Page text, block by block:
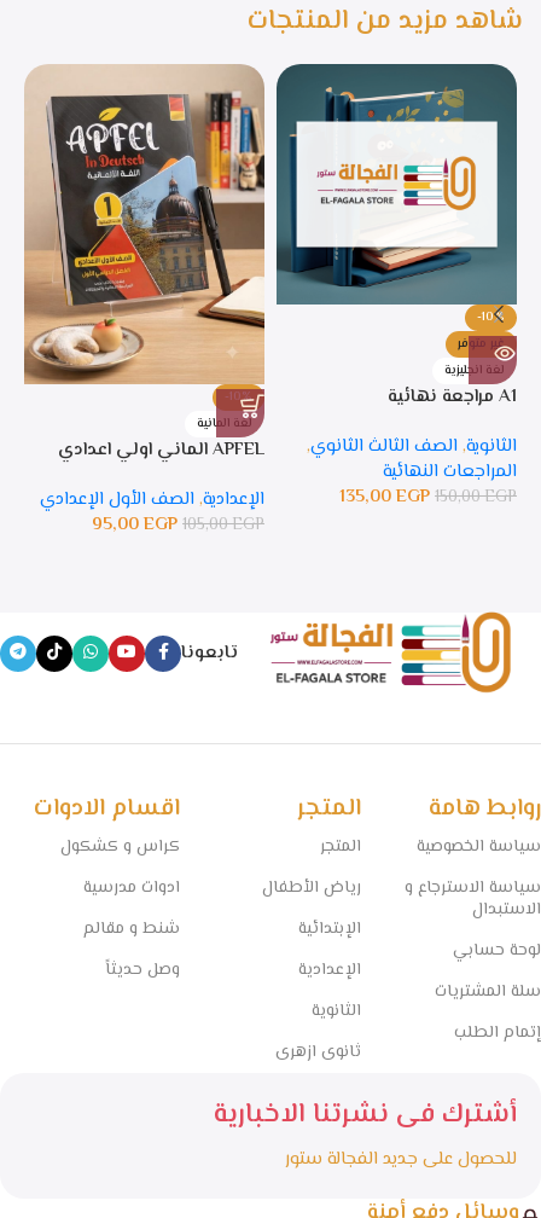
شاهد مزيد من المنتجات
-10%
غير متوفر
لغة انجليزية
A1 مراجعة نهائية
الثانوية, الصف الثالث الثانوي,
المراجعات النهائية
150,00EGP
135,00EGP
-10%
لغة المانية
APFEL الماني اولي اعدادي
الإعدادية, الصف الأول الإعدادي
105,00EGP
95,00EGP
تابعونا
روابط هامة
سياسة الخصوصية
سياسة الاسترجاع و
الاستبدال
لوحة حسابي
سلة المشتريات
إتمام الطلب
المتجر
المتجر
رياض الأطفال
الإبتدائية
الإعدادية
الثانوية
ثانوى ازهرى
اقسام الادوات
كراس و كشكول
ادوات مدرسية
شنط و مقالم
وصل حديثاً
أشترك فى نشرتنا الاخبارية
للحصول على جديد الفجالة ستور